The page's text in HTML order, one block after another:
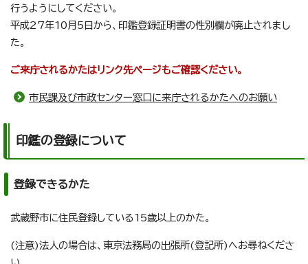
行うようにしてください。
平成27年10月5日から、印鑑登録証明書の性別欄が廃止されまし
た。
ご来庁されるかたはリンク先ページもご確認ください。
市民課及び市政センター窓口に来庁されるかたへのお願い
印鑑の登録について
登録できるかた
武蔵野市に住民登録している15歳以上のかた。
(注意)法人の場合は、東京法務局の出張所(登記所)へお尋ねくださ